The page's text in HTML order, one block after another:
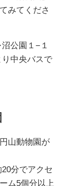
みてくださ
公園１−１
中央バスで
山動物園が
分でアクセ
ム5個分以上